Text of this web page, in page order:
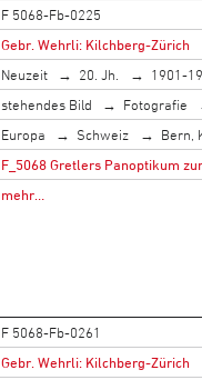
F 5068-Fb-0225
Gebr. Wehrli: Kilchberg-Zürich
Neuzeit 20. Jh. 1901-
stehendes Bild Fotografie
Europa Schweiz Bern,
F_5068 Gretlers Panoptikum
mehr…
F 5068-Fb-0261
Gebr. Wehrli: Kilchberg-Zürich